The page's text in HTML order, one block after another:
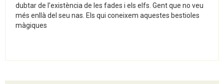
dubtar de l’existència de les fades i els elfs. Gent que no veu
més enllà del seu nas. Els qui coneixem aquestes bestioles
màgiques